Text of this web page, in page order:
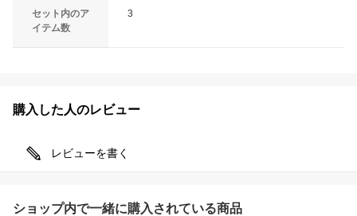
セット内のア
イテム数
3
購入した人のレビュー
レビューを書く
ショップ内で一緒に購入されている商品